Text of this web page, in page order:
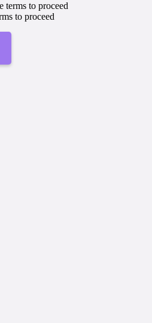
terms to proceed
to proceed